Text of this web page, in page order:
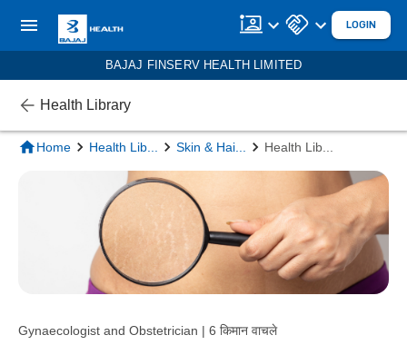
LOGIN
BAJAJ FINSERV HEALTH LIMITED
Health Library
Home Health Lib Skin & Hai Health Lib
Gynaecologist and Obstetrician | 6 किमान वाचले